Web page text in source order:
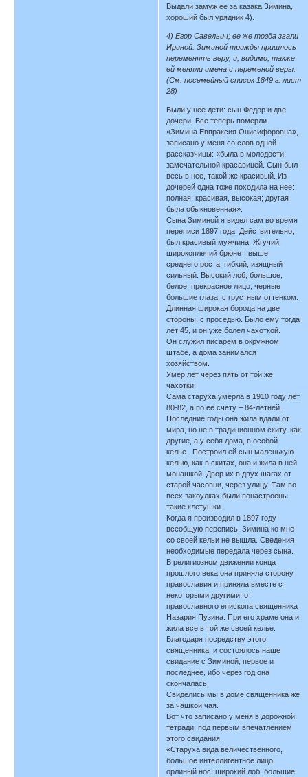
Выдали замуж ее за казака Зимина,
хороший был урядник 4).
4) Егор Савельич; ее же тогда звали
Ириной. Зиминой трижды пришлось
переменять веру, и, видимо, также
ей меняли имена с переменой веры.
(См. посемейный список 1849 г. лист
28)
Были у нее дети: сын Федор и две
дочери. Все теперь померли.
«Зимина Евпраксия Онисифоровна»,
записано у меня со слов одной
рассказчицы: «была в молодости
замечательной красавицей. Сын был
весь в нее, такой же красивый. Из
дочерей одна тоже походила на нее:
полная, красивая, высокая; другая
была обыкновенная».
Сына Зиминой я видел сам во время
переписи 1897 года. Действительно,
был красивый мужчина. Жгучий,
широкоплечий брюнет, выше
среднего роста, гибкий, изящный
сильный. Высокий лоб, большое,
белое, прекрасное лицо, черные
большие глаза, с грустным оттенком.
Длинная широкая борода на две
стороны, с проседью. Было ему тогда
лет 45, и он уже болел чахоткой.
Он служил писарем в окружном
штабе, а дома занимался
хозяйством.
Умер лет через пять от той же
чахотки.
Сама старуха умерла в 1910 году лет
80-82, а по ее счету – 84-летней.
Последние годы она жила вдали от
мира, но не в традиционном скиту, как
другие, а у себя дома, в особой
келье. Построил ей сын маленькую
келью, как в скитах, она и жила в ней
монашкой. Двор их в двух шагах от
старой часовни, через улицу. Там во
всех закоулках были понастроены
такие клетушки.
Когда я производил в 1897 году
всеобщую перепись, Зимина ко мне
со своей кельи не вышла. Сведения
необходимые передала через сына.
В религиозном движении конца
прошлого века она приняла сторону
православия и приняла вместе с
некоторыми другими от
православного епископа священника
Назария Пузина. При его храме она и
жила все в той же своей келье.
Благодаря посредству этого
священника, и состоялось наше
свидание с Зиминой, первое и
последнее, ибо через год она
скончалась.
Свиделись мы в доме священника же
за чашкой чая.
Вот что записано у меня в дорожной
тетради, под первым впечатлением
этого свидания.
«Старуха вида величественного,
большое интеллигентное лицо,
орлиный нос, широкий лоб, большие